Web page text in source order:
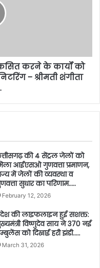
करने के कार्यों को
– श्रीमती शंगीता
की 4 सेंट्रल जेलों को
आईएसओ गुणवत्ता प्रमाणन,
में जेलों की व्यवस्था व
सुधार का परिणाम…..
February 12, 2026
की लाइफलाइन हुई सशक्त:
विष्णुदेव साय ने 370 नई
को दिखाई हरी झंडी…..
March 31, 2026